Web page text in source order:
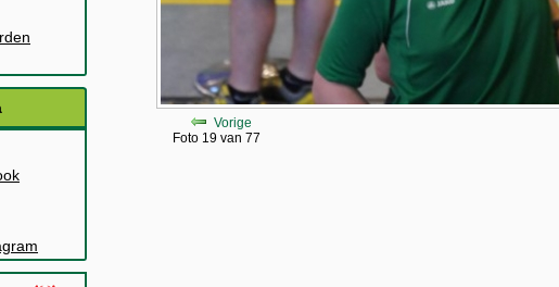
Vorige
Foto 19 van 77